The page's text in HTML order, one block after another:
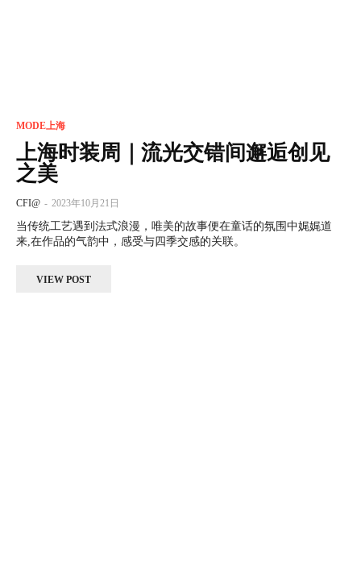
MODE上海
上海时装周｜流光交错间邂逅创见
之美
CFI@ - 2023年10月21日
当传统工艺遇到法式浪漫，唯美的故事便在童话的氛围中娓娓道
来,在作品的气韵中，感受与四季交感的关联。
VIEW POST